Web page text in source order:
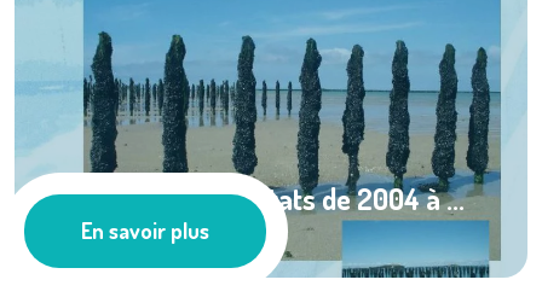
REMOULNOR, résultats de 2004 à ...
Ressources documentaires
En savoir plus